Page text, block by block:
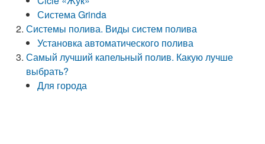
Система Grinda
Системы полива. Виды систем полива
Установка автоматического полива
Самый лучший капельный полив. Какую лучше
выбрать?
Для города